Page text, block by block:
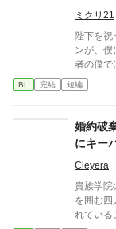
ミクリ21
陛下を祝
ンが、僕
者の僕で
罪するセレン
は訳が
BL 完結 短編
婚約破
にキー
Cleyera
貴族学院
を囲む四
れている